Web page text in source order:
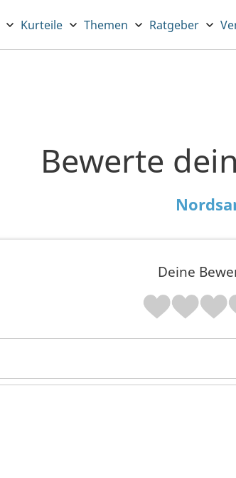
Kurteile Themen Ratgeber
Bewerte
Deine